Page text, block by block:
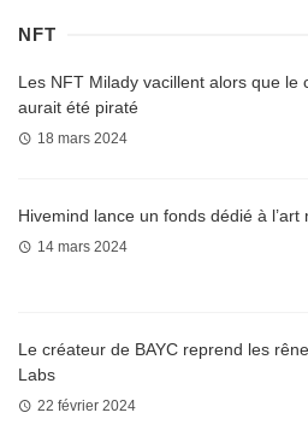
NFT
Les NFT Milady vacillent alors que le
aurait été piraté
18 mars 2024
Hivemind lance un fonds dédié à
14 mars 2024
Le créateur de BAYC reprend les
Labs
22 février 2024